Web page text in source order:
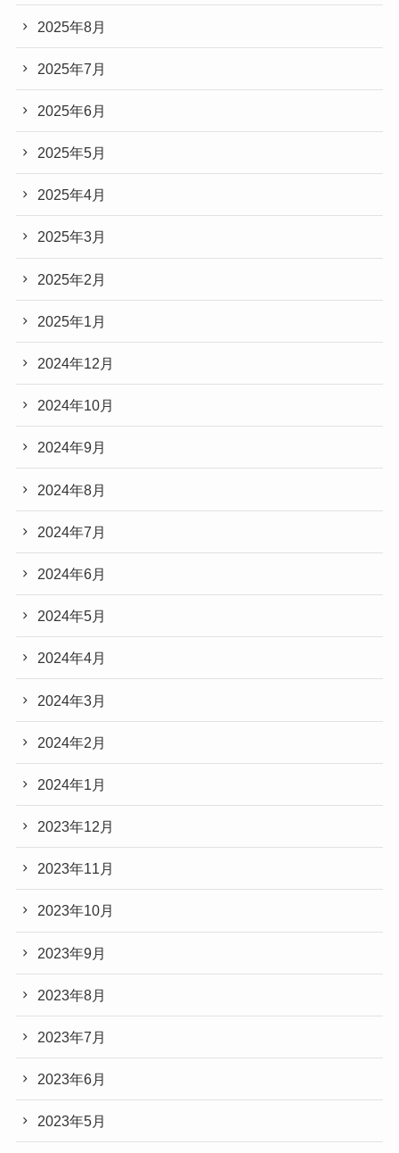
2025年8月
2025年7月
2025年6月
2025年5月
2025年4月
2025年3月
2025年2月
2025年1月
2024年12月
2024年10月
2024年9月
2024年8月
2024年7月
2024年6月
2024年5月
2024年4月
2024年3月
2024年2月
2024年1月
2023年12月
2023年11月
2023年10月
2023年9月
2023年8月
2023年7月
2023年6月
2023年5月